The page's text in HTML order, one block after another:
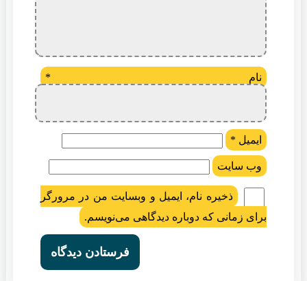
نام *
ایمیل *
وب‌ سایت
ذخیره نام، ایمیل و وبسایت من در مرورگر
برای زمانی که دوباره دیدگاهی می‌نویسم.